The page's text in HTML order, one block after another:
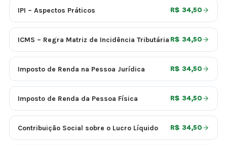
IPI – Aspectos Práticos R$ 34,50
ICMS – Regra Matriz de Incidência Tributária R$ 34,50
Imposto de Renda na Pessoa Jurídica R$ 34,50
Imposto de Renda da Pessoa Física R$ 34,50
Contribuição Social sobre o Lucro Líquido R$ 34,50